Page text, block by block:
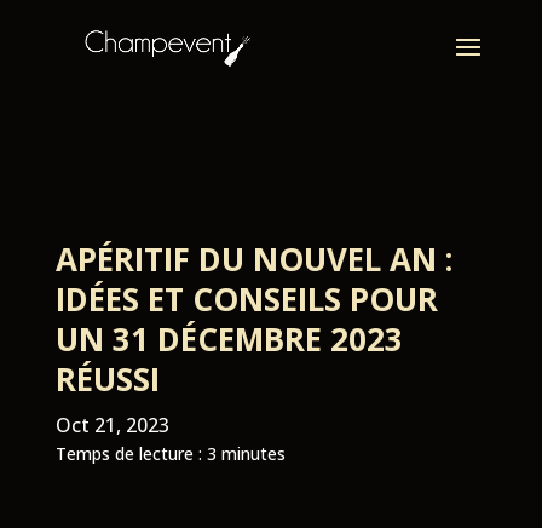
APÉRITIF DU NOUVEL AN :
IDÉES ET CONSEILS POUR
UN 31 DÉCEMBRE 2023
RÉUSSI
Oct 21, 2023
Temps de lecture : 3 minutes